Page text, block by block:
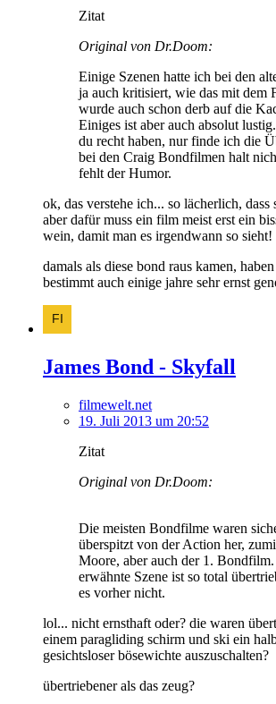
Zitat
Original von Dr.Doom:
Einige Szenen hatte ich bei den
ja auch kritisiert, wie das mit dem
wurde auch schon derb auf die
Einiges ist aber auch absolut
du recht haben, nur finde ich die
bei den Craig Bondfilmen halt
fehlt der Humor.
ok, das verstehe ich... so lächerlich,
aber dafür muss ein film meist erst ein
wein, damit man es irgendwann so sieht!
damals als diese bond raus kamen,
bestimmt auch einige jahre sehr ernst
James Bond - Skyfall
filmewelt.net
19. Juli 2013 um 20:52
Zitat
Original von Dr.Doom:
Die meisten Bondfilme waren
überspitzt von der Action her,
Moore, aber auch der 1.
erwähnte Szene ist so total
es vorher nicht.
lol... nicht ernsthaft oder? die waren
einem paragliding schirm und ski ein
gesichtsloser bösewichte auszuschalten?
übertriebener als das zeug?